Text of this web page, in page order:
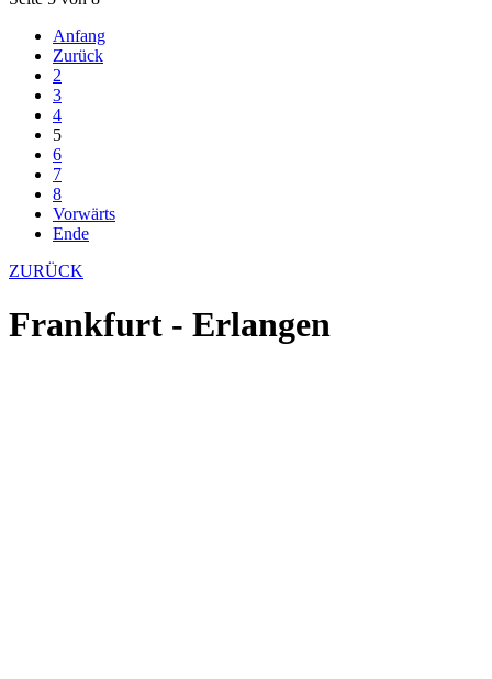
Anfang
Zurück
2
3
4
5
6
7
8
Vorwärts
Ende
ZURÜCK
Frankfurt - Erlangen